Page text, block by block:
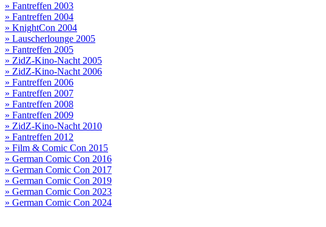
» Fantreffen 2003
» Fantreffen 2004
» KnightCon 2004
» Lauscherlounge 2005
» Fantreffen 2005
» ZidZ-Kino-Nacht 2005
» ZidZ-Kino-Nacht 2006
» Fantreffen 2006
» Fantreffen 2007
» Fantreffen 2008
» Fantreffen 2009
» ZidZ-Kino-Nacht 2010
» Fantreffen 2012
» Film & Comic Con 2015
» German Comic Con 2016
» German Comic Con 2017
» German Comic Con 2019
» German Comic Con 2023
» German Comic Con 2024